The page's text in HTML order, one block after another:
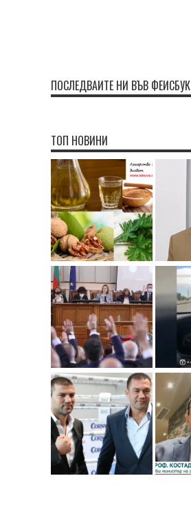
ПОСЛЕДВАЙТЕ НИ ВЪВ ФЕЙСБУК
ТОП НОВИНИ